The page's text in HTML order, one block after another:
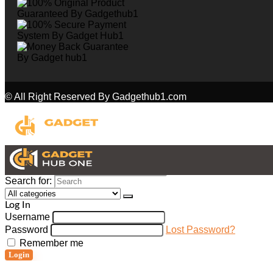
© All Right Reserved By Gadgethub1.com
Search for:
Log In
Username
Password
Lost Password?
Remember me
Login